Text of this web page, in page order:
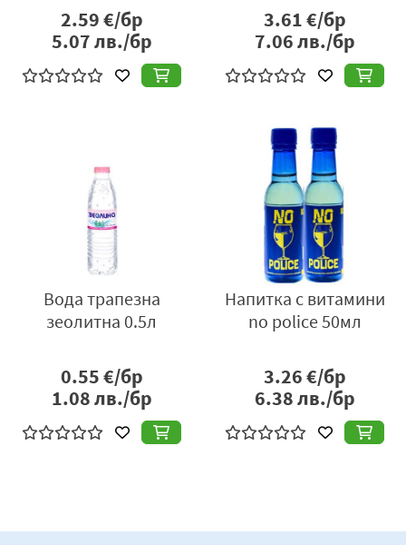
2.59€/бр
5.07лв./бр
3.61€/бр
7.06лв./бр
Вода трапезна
зеолитна 0.5л
0.55€/бр
1.08лв./бр
Напитка с витамини
no police 50мл
3.26€/бр
6.38лв./бр